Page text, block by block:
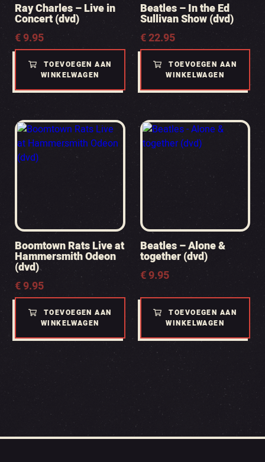
Ray Charles – Live in
Concert (dvd)
€9.95
TOEVOEGEN AAN
WINKELWAGEN
Beatles – In the Ed
Sullivan Show (dvd)
€22.95
TOEVOEGEN AAN
WINKELWAGEN
Boomtown Rats Live at
Hammersmith Odeon
(dvd)
€9.95
TOEVOEGEN AAN
WINKELWAGEN
Beatles – Alone &
together (dvd)
€9.95
TOEVOEGEN AAN
WINKELWAGEN